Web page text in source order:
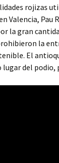
rojizas
Valencia, Pau
la gran
la
El
lugar del podio,